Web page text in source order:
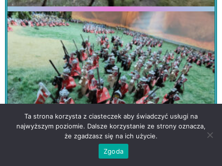
Ta strona korzysta z ciasteczek aby świadczyć usługi na
najwyższym poziomie. Dalsze korzystanie ze strony oznacza,
że zgadzasz się na ich użycie.
Zgoda